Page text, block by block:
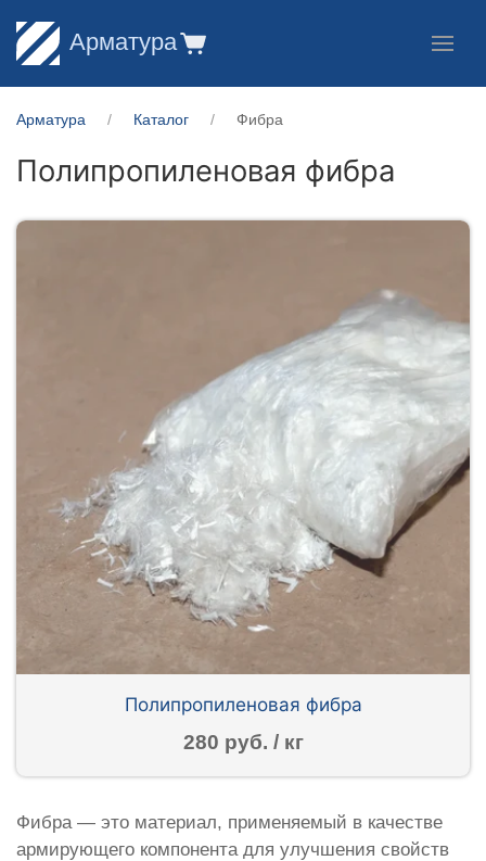
Арматура
Арматура Каталог Фибра
Полипропиленовая фибра
Полипропиленовая фибра
280 руб. / кг
Фибра — это материал, применяемый в качестве
армирующего компонента для улучшения свойств